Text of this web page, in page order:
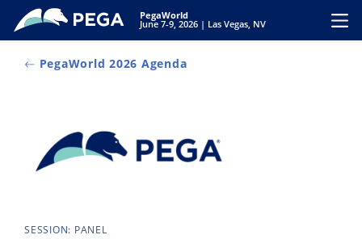
Ir al contenido principalPegaWorld
June 7-9, 2026 | Las Vegas, NV
PegaWorld 2026 Agenda
SESSION: PANEL